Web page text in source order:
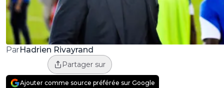
ParHadrien Rivayrand
Partager sur
Ajouter comme source préférée sur Google